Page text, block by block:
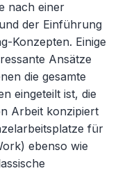
nach einer
der Einführung
Konzepten. Einige
Ansätze
die gesamte
eingeteilt ist, die
Arbeit konzipiert
für
ebenso wie